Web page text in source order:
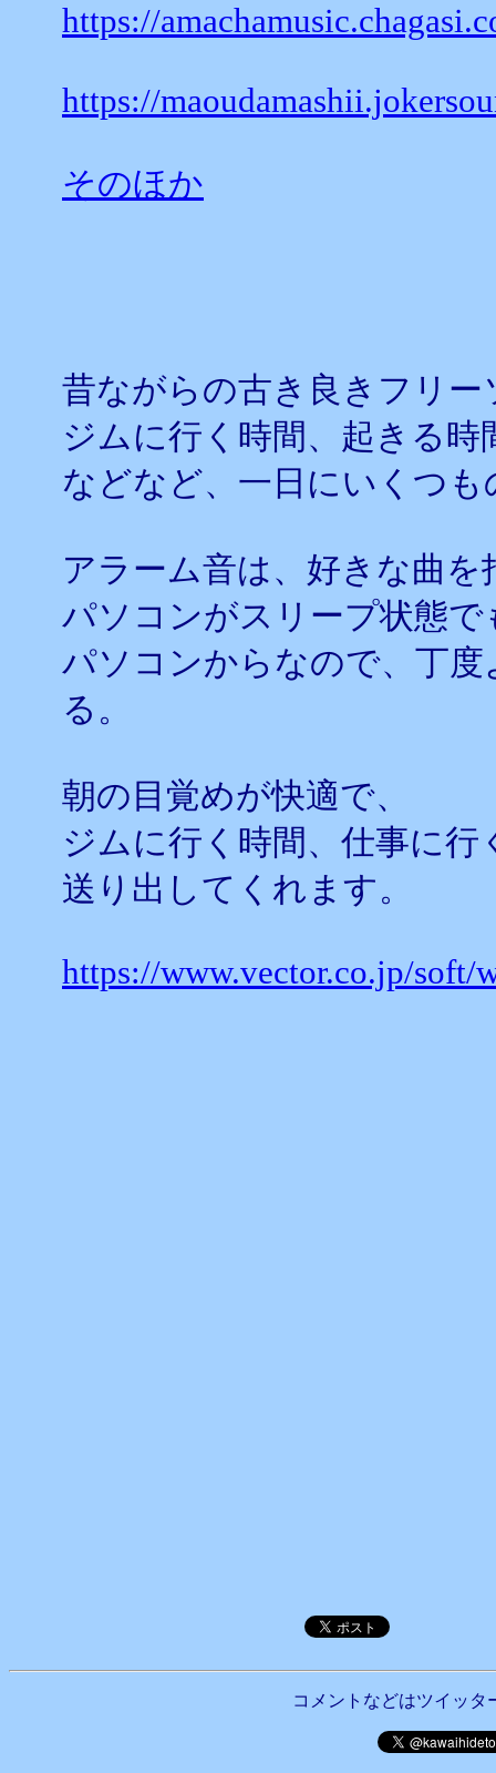
https://
https://
そのほか
昔ながらの古き良きフリー
ジムに行く時間、起きる時
などなど、一日にいくつ
アラーム音は、好きな曲を
パソコンがスリープ状態で
パソコンからなので、丁
る。
朝の目覚めが快適で、
ジムに行く時間、仕事に
送り出してくれます。
https://www.vector.co.jp/soft/
コメントなどはツイッタ